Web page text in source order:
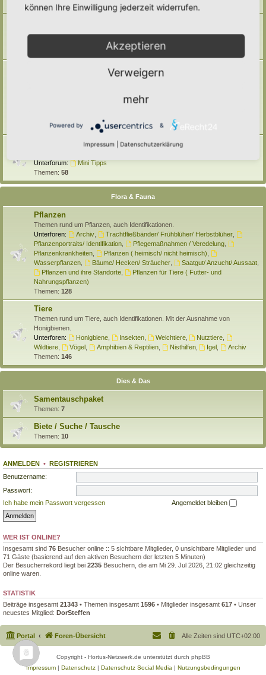
Themen:29
Themen der Ertragszone finden hier einen Platz.
Kompostieren/ Mulchen/ Dauerhumus,
Themen:247
Selber machen
Unterforum:
Mini Tipps
Themen: 58
Flora & Fauna
Pflanzen
Themen rund um Pflanzen, auch Identifikationen.
Unterforen:
Archiv, Trachtfließbänder/ Frühblüher/ Herbstblüher,
Pflanzenportraits/ Identifikation
Pflegemaßnahmen / Veredelung,
Pflanzenkrankheiten
Pflanzen ( heimisch/ nicht heimisch)
Wasserpflanzen
Bäume/ Hecken/ Sträucher, Saatgut/ Anzucht/ Aussaat,
Pflanzen und ihre Standorte,
Pflanzen für Tiere ( Futter- und
Nahrungspflanzen)
Themen: 128
Tiere
Themen rund um Tiere, auch Identifikationen. Mit der Ausnahme von
Honigbienen.
Unterforen:
Honigbiene, Insekten, Weichtiere, Nutztiere
Wildtiere
Vögel, Amphibien & Reptilien, Nisthilfen, Igel
Archiv
Themen: 146
Dies & Das
Samentauschpaket
Themen: 7
Biete / Suche / Tausche
Themen: 10
ANMELDEN • REGISTRIEREN
Benutzername:
Passwort:
Ich habe mein Passwort vergessen
Angemeldet bleiben
WER IST ONLINE?
Insgesamt sind 76 Besucher online :: 5 sichtbare Mitglieder, 0 unsichtbare Mitglieder und
71 Gäste (basierend auf den aktiven Besuchern der letzten 5 Minuten)
Der Besucherrekord liegt bei 2235 Besuchern, die am Mi 29. Jul 2026, 21:02 gleichzeitig
online waren.
STATISTIK
Beiträge insgesamt 21343 • Themen insgesamt 1596 • Mitglieder insgesamt 617 • Unser
neuestes Mitglied: DorSteffen
Portal Foren-Übersicht Alle Zeiten sind UTC+02:00
Copyright - Hortus-Netzwerk.de unterstützt durch phpBB
Impressum| Datenschutz| Datenschutz Social Media | Nutzungsbedingungen
können Ihre Einwilligung jederzeit widerrufen.
Akzeptieren
Verweigern
mehr
Powered by &
Impressum Datenschutzerklärung